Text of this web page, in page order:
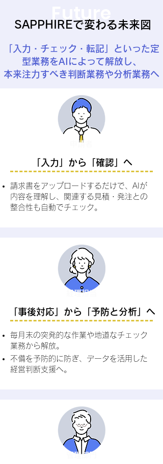
Future
SAPPHIREで変わる未来図
「入力・チェック・転記」といった定
型業務をAIによって解放し、
本来注力すべき判断業務や分析業務へ
​申請者
​「入力」から「確認」へ
請求書をアップロードするだけで、AIが
内容を理解し、関連する見積・発注との
整合性も自動でチェック。
経理担当
「事後対応」から「予防と分析」へ
毎月末の突発的な作業や地道なチェック
業務から解放。
不備を予防的に防ぎ、データを活用した
経営判断支援へ。
管理部門